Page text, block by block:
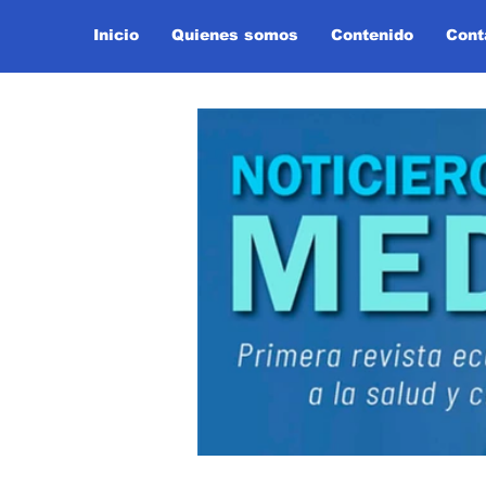
Inicio Quienes somos Contenido